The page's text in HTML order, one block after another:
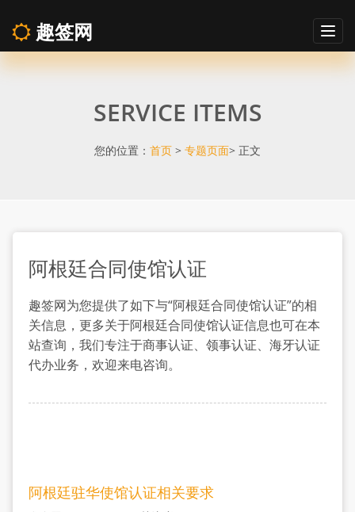
阿
同
使
馆
认
证
趣签网
SERVICE ITEMS
您的位置： 首页 > 专题页面> 正文
阿根廷合同使馆认证
趣签网为您提供了如下与“阿根廷合同使馆认证”的相
关信息，更多关于阿根廷合同使馆认证信息也可在本
站查询，我们专注于商事认证、领事认证、海牙认证
代办业务，欢迎来电咨询。
阿根廷驻华使馆认证相关要求